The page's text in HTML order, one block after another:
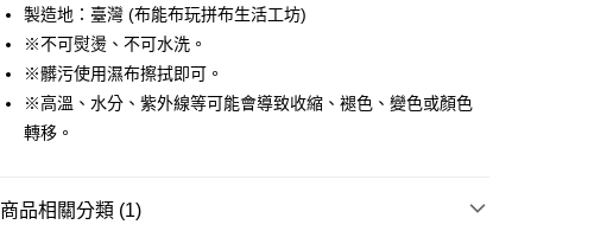
Google Pay
ATM付款
運送方式
每筆NT$65，滿NT$1,500(含以上)免運費
製造地：臺灣 (布能布玩拼布生活工坊)
※不可熨燙、不可水洗。
※髒污使用濕布擦拭即可。
※高溫、水分、紫外線等可能會導致收縮、褪色、變色或顏色
轉移。
商品相關分類 (1)